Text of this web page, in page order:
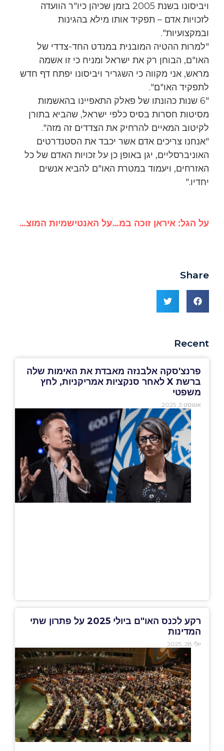
ויביסונו בשנת 2005 בזמן שכיהן כיו"ר הוועדה
לזכויות אדם – תפקיד אותו מילא בהגינות
ובמקצועיות".
"למרות ההטיה המובנית במנדט החד-צדדי של
האו"ם, הבוחן רק את ישראל ומניח כי זו אשמה
מראש, אני מקווה כי השגריר ויביסונו יפתח דף חדש
לתפקיד האו"ם".
"6 שנות כהונתו של פאלק התאפיינו בהאשמות
מסיטות חסרות בסיס כלפי ישראל, שהביא בתורן
לקיטוב המאיים להרחיק את הצדדים זה מזה".
"אנחנו צריכים אדם אשר יכבד את הסטנדרטים
האוניברסליים, יגן באופן כן על זכויות האדם של כל
האזרחים, ויעמוד במטרת האו"ם להביא אנשים
יחדיו."
על הגל: איראן זוכה במינויים נחשקים בתחום זכויות האדם באו"ם על האנטישמיות המוצהרת בבלוג של ריצ'ארד פאלק
Share
Recent
פרנצ'סקה אלבנזה מאבדת את האימות שלה
ברשת X לאחר סנקציות אמריקניות, לחץ
משפטי
אוגוסט 5, 2025
רקע לכנס האו"ם ביולי 2025 על פתרון שתי
המדינות
יולי 28, 2025